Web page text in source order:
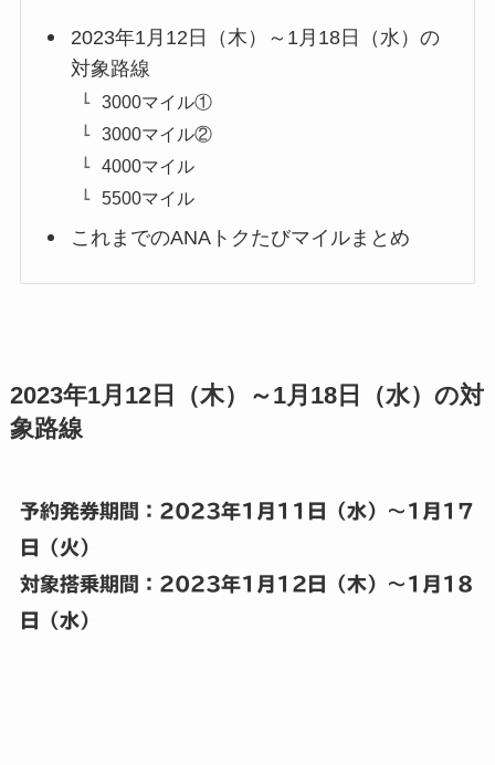
2023年1月12日（木）～1月18日（水）の
対象路線
3000マイル①
3000マイル②
4000マイル
5500マイル
これまでのANAトクたびマイルまとめ
2023年1月12日（木）～1月18日（水）の対
象路線
予約発券期間：2023年1月11日
（水）～1月17
日（火）
対象搭乗期間：2023年1 月12日（木）～1月18
日（水）